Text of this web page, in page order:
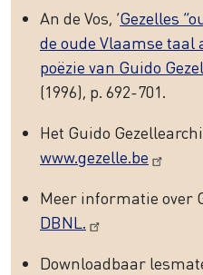
An de Vos, ‘Gezelles
de oude Vlaamse
poëzie van Guido
(1996), p. 692-701.
Het Guido
www.gezelle.be
Meer informatie over
DBNL.
Downloadbaar